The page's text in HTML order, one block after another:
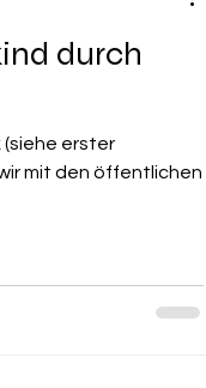
durch
erster
mit den öffentlichen